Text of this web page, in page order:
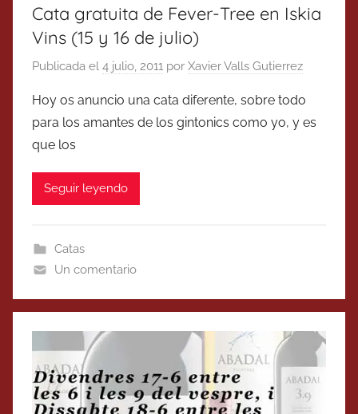
Cata gratuita de Fever-Tree en Iskia
Vins (15 y 16 de julio)
Publicada el 4 julio, 2011 por Xavier Valls Gutierrez
Hoy os anuncio una cata diferente, sobre todo
para los amantes de los gintonics como yo, y es
que los
Seguir leyendo
Catas
Un comentario